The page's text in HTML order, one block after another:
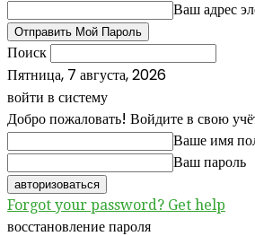
Ваш адрес
Поиск
Пятница, 7 августа, 2026
войти в систему
Добро пожаловать! Войдите в свою
Ваше имя
Ваш пароль
Forgot your password? Get help
восстановление пароля